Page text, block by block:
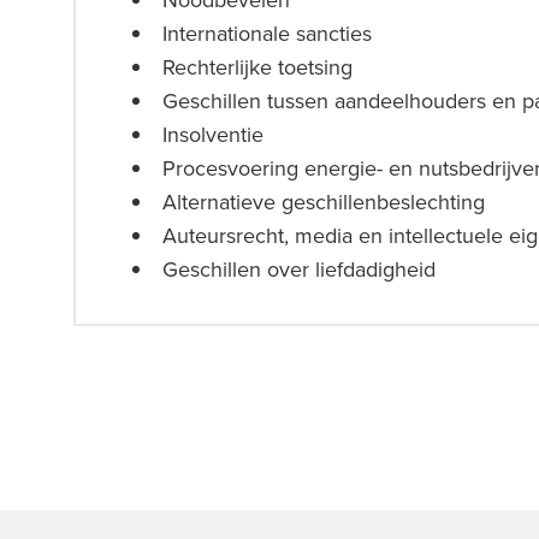
Internationale sancties
Rechterlijke toetsing
Geschillen tussen aandeelhouders en
Insolventie
Procesvoering energie- en
Alternatieve geschillenbeslechting
Auteursrecht, media en intellectuele
Geschillen over liefdadigheid